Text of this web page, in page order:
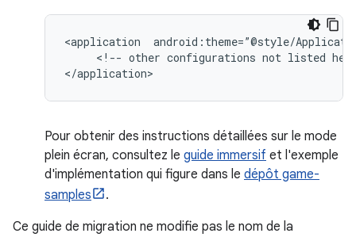
<application
<!-- other configurations not listed
Pour obtenir des instructions détaillées sur le mode
plein écran, consultez le guide immersif et l'exemple
d'implémentation qui figure dans le dépôt game-
samples
.
Ce guide de migration ne modifie pas le nom de la